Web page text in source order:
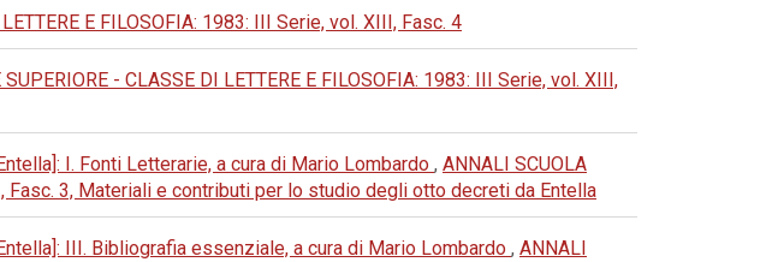
E FILOSOFIA: 1983: III Serie, vol. XIII, Fasc. 4
- CLASSE DI LETTERE E FILOSOFIA: 1983: III Serie, vol. XIII,
I. Fonti Letterarie, a cura di Mario Lombardo , ANNALI SCUOLA
Fasc. 3, Materiali e contributi per lo studio degli otto decreti da Entella
III. Bibliografia essenziale, a cura di Mario Lombardo , ANNALI